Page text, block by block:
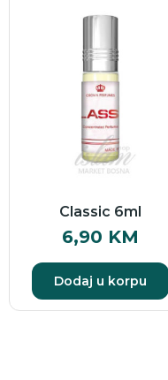
Classic 6ml
6,90 KM
Dodaj u korpu